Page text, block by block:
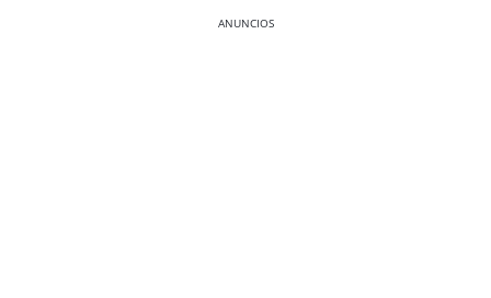
ANUNCIOS